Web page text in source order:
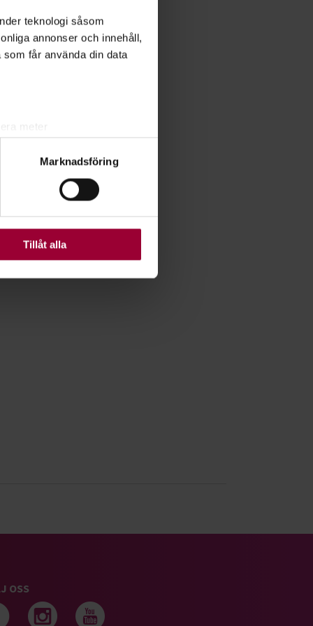
teknologi såsom
annonser och innehåll,
får använda din data
. Du kan ändra
Vissa kakor är
Marknadsföring
Tillåt alla
OSS